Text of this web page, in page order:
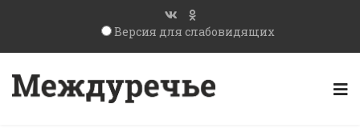
Версия для слабовидящих